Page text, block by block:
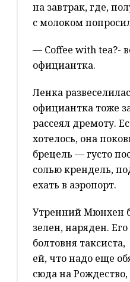
на завтрак, где,
с молоком
— Coffeе with tea?-
официантка.
Ленка
официантка тоже
рассеял дремоту.
хотелось, она
брецель — густо
солью крендель,
ехать в аэропорт.
Утренний Мюнхен
зелен, наряден.
болтовня
ей, что надо еще
сюда на